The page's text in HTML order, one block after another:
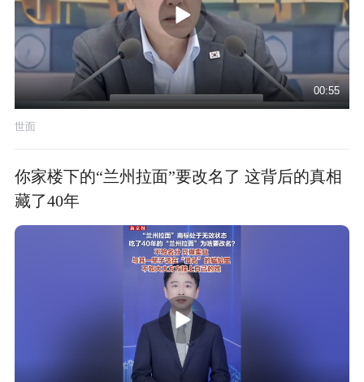
00:55
世面
你家楼下的“兰州拉面”要改名了 这背后的真相
藏了40年